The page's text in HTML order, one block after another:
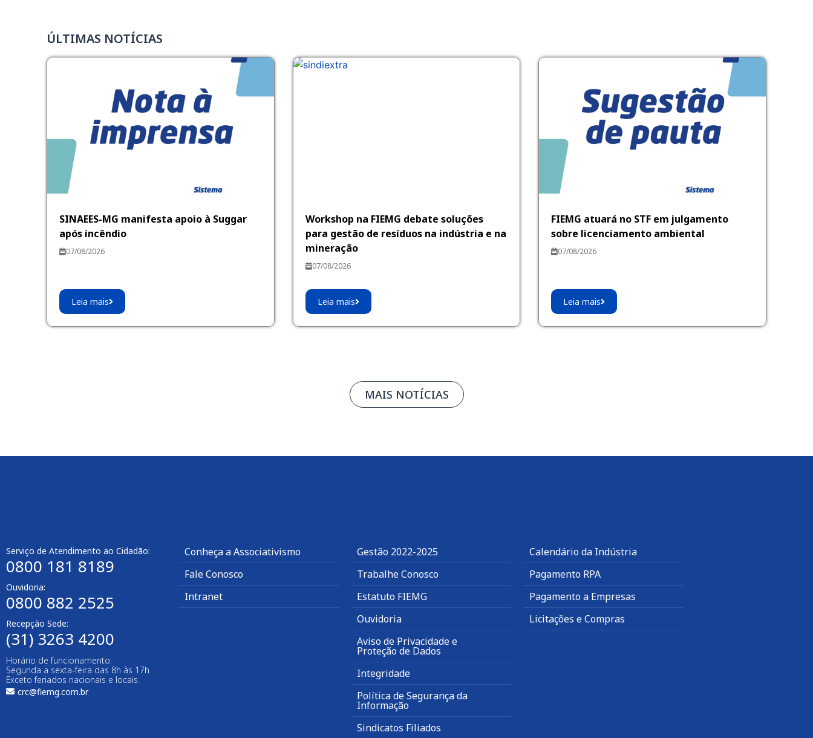
ÚLTIMAS NOTÍCIAS
SINAEES-MG manifesta apoio à Suggar
após incêndio
07/08/2026
Leia mais
Workshop na FIEMG debate soluções
para gestão de resíduos na indústria e na
mineração
07/08/2026
Leia mais
FIEMG atuará no STF em julgamento
sobre licenciamento ambiental
07/08/2026
Leia mais
MAIS NOTÍCIAS
Serviço de Atendimento ao Cidadão:
0800 181 8189
Ouvidoria:
0800 882 2525
Recepção Sede:
(31) 3263 4200
Horário de funcionamento:
Segunda a sexta-feira das 8h às 17h
Exceto feriados nacionais e locais.
crc@fiemg.com.br
Conheça a Associativismo
Fale Conosco
Intranet
Gestão 2022-2025
Trabalhe Conosco
Estatuto FIEMG
Ouvidoria
Aviso de Privacidade e
Proteção de Dados
Integridade
Política de Segurança da
Informação
Sindicatos Filiados
Calendário da Indústria
Pagamento RPA
Pagamento a Empresas
Licitações e Compras